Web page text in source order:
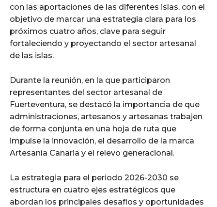
con las aportaciones de las diferentes islas, con el
objetivo de marcar una estrategia clara para los
próximos cuatro años, clave para seguir
fortaleciendo y proyectando el sector artesanal
de las islas.
Durante la reunión, en la que participaron
representantes del sector artesanal de
Fuerteventura, se destacó la importancia de que
administraciones, artesanos y artesanas trabajen
de forma conjunta en una hoja de ruta que
impulse la innovación, el desarrollo de la marca
Artesanía Canaria y el relevo generacional.
La estrategia para el periodo 2026-2030 se
estructura en cuatro ejes estratégicos que
abordan los principales desafíos y oportunidades